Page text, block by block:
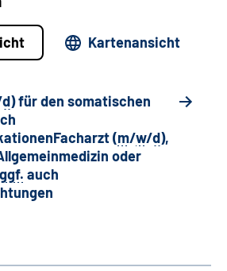
Kartenansicht
d) für den somatischen
(m/w/d),
oder
ggf. auch